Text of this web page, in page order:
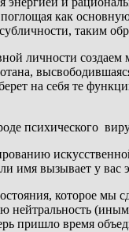
как
таким
личности
на себя те
психического
вызывает у вас
которое
нейтральность
пришло время